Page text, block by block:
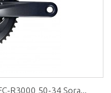
R3000 50-34 Sora...